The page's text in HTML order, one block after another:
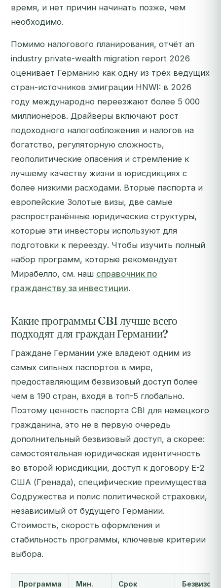
время, и нет причин начинать позже, чем
необходимо.
Помимо налогового планирования, отчёт an
industry private-wealth migration report 2026
оценивает Германию как одну из трёх ведущих
стран-источников эмиграции HNWI: в 2026
году международно переезжают более 5 000
миллионеров. Драйверы включают рост
подоходного налогообложения и налогов на
богатство, регуляторную сложность,
геополитические опасения и стремление к
лучшему качеству жизни в юрисдикциях с
более низкими расходами. Вторые паспорта и
европейские Золотые визы, две самые
распространённые юридические структуры,
которые эти инвесторы используют для
подготовки к переезду. Чтобы изучить полный
набор программ, которые рекомендует
Мирабелло, см. наш справочник по
гражданству за инвестиции.
Какие программы CBI лучше всего
подходят для граждан Германии?
Граждане Германии уже владеют одним из
самых сильных паспортов в мире,
предоставляющим безвизовый доступ более
чем в 190 стран, входя в топ-5 глобально.
Поэтому ценность паспорта CBI для немецкого
гражданина, это не в первую очередь
дополнительный безвизовый доступ, а скорее:
самостоятельная юридическая идентичность
во второй юрисдикции, доступ к договору E-2
США (Гренада), специфические преимущества
Содружества и полис политической страховки,
независимый от будущего Германии.
Стоимость, скорость оформления и
стабильность программы, ключевые критерии
выбора.
Программа Мин. Срок